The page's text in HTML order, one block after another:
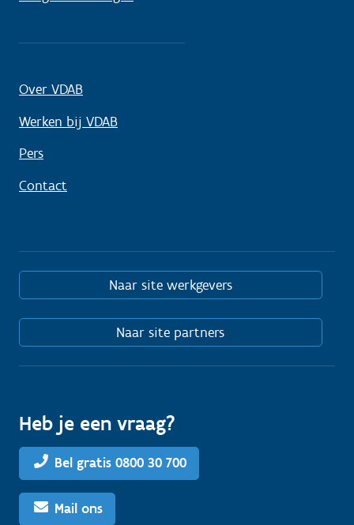
Over VDAB
Werken bij VDAB
Pers
Contact
Naar site werkgevers
Naar site partners
Heb je een vraag?
Bel gratis 0800 30 700
Mail ons